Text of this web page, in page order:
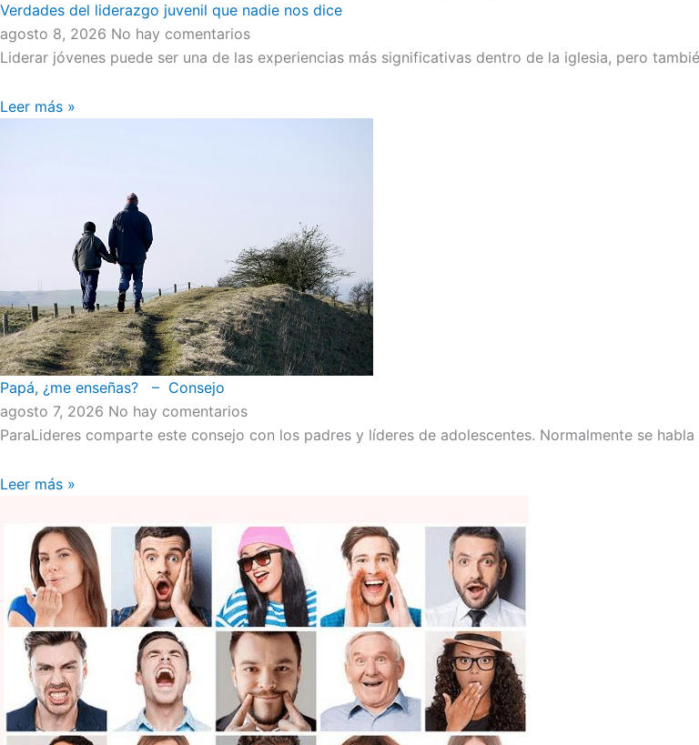
Verdades del liderazgo juvenil que nadie nos dice
agosto 8, 2026 No hay comentarios
Liderar jóvenes puede ser una de las experiencias más significativas dentro de la iglesia, pero
Leer más »
Papá, ¿me enseñas? – Consejo
agosto 7, 2026 No hay comentarios
ParaLideres comparte este consejo con los padres y líderes de adolescentes. Normalmente se
Leer más »